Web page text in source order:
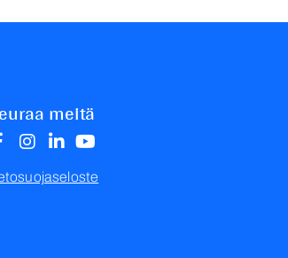
meitä